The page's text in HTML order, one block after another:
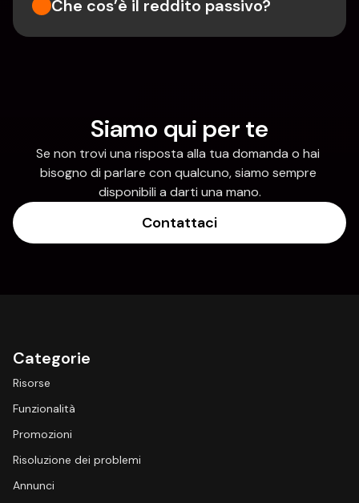
Che cos’è il reddito passivo?
Siamo qui per te
Se non trovi una risposta alla tua domanda o hai
bisogno di parlare con qualcuno, siamo sempre
disponibili a darti una mano.
Contattaci
Categorie
Risorse
Funzionalità
Promozioni
Risoluzione dei problemi
Annunci